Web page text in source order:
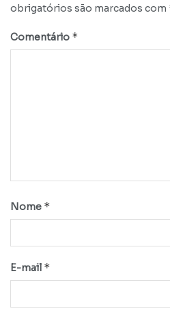
obrigatórios são marcados com
Comentário *
Nome *
E-mail *